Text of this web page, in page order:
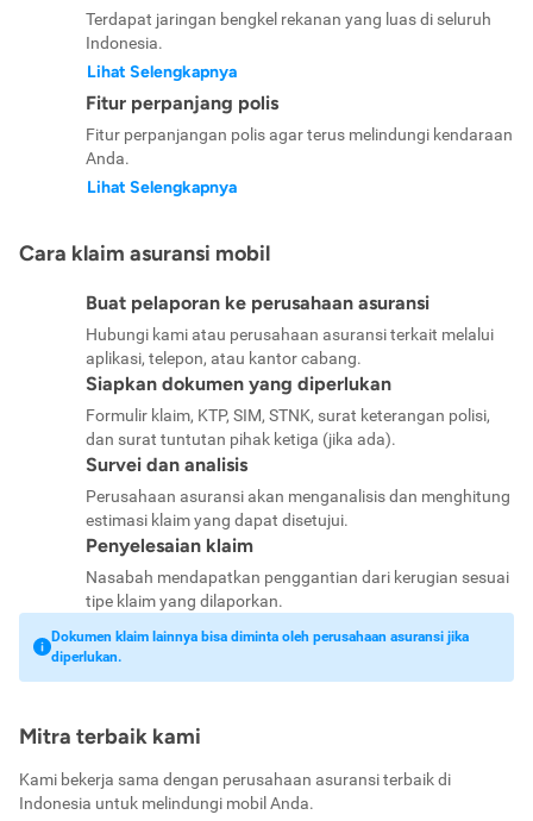
Terdapat jaringan bengkel rekanan yang luas di seluruh
Indonesia.
Lihat Selengkapnya
Fitur perpanjang polis
Fitur perpanjangan polis agar terus melindungi kendaraan
Anda.
Lihat Selengkapnya
Cara klaim asuransi mobil
Buat pelaporan ke perusahaan asuransi
Hubungi kami atau perusahaan asuransi terkait melalui
aplikasi, telepon, atau kantor cabang.
Siapkan dokumen yang diperlukan
Formulir klaim, KTP, SIM, STNK, surat keterangan polisi,
dan surat tuntutan pihak ketiga (jika ada).
Survei dan analisis
Perusahaan asuransi akan menganalisis dan menghitung
estimasi klaim yang dapat disetujui.
Penyelesaian klaim
Nasabah mendapatkan penggantian dari kerugian sesuai
tipe klaim yang dilaporkan.
Dokumen klaim lainnya bisa diminta oleh perusahaan asuransi jika
diperlukan.
Mitra terbaik kami
Kami bekerja sama dengan perusahaan asuransi terbaik di
Indonesia untuk melindungi mobil Anda.